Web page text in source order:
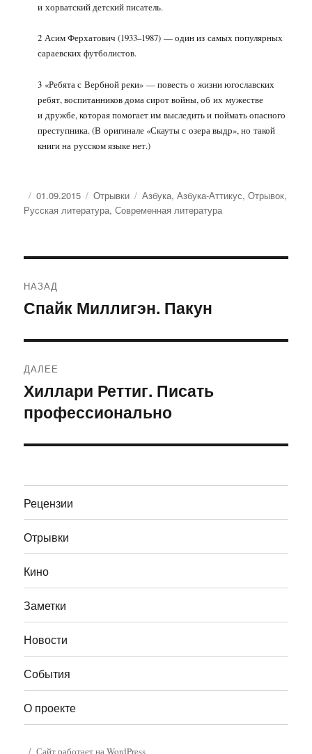
и хорватский детский писатель.
2 Асим Ферхатович (1933–1987) — один из самых популярных
сараевских футболистов.
3 «Ребята с Вербной реки» — повесть о жизни югославских
ребят, воспитанников дома сирот войны, об их мужестве
и дружбе, которая помогает им выследить и поймать опасного
преступника. (В оригинале «Скауты с озера выдр», но такой
книги на русском языке нет.)
Опубликовано
01.09.2015 Рубрики
Отрывки Метки
Азбука,Азбука-Аттикус,Отрывок,
Русская литература,Современная литература
по
НАЗАД
Предыдущая
Спайк Миллигэн. Пакун
ДАЛЕЕ
Следующая
запись:
Хиллари Реттиг. Писать
профессионально
Рецензии
Отрывки
Кино
Заметки
Новости
События
О проекте
Сайт работает на WordPress